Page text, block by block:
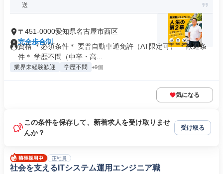
送
〒451-0000愛知県名古屋市西区
完全歩合制
資格 ＊必須条件＊ 要普自動車通免許（AT限定可） ＊歓迎条
件＊ 学歴不問（中卒・高...
業界未経験歓迎 学歴不問 +9個
気になる
この条件を保存して、新着求人を受け取りませ
んか？
受け取る
正社員
社会を支えるITシステム運用エンジニア職